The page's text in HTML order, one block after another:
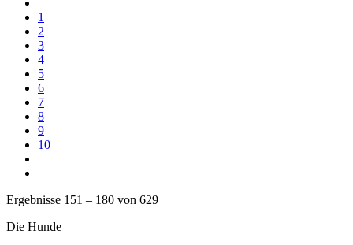
1
2
3
4
5
6
7
8
9
10
Ergebnisse 151 – 180 von 629
Die Hunde